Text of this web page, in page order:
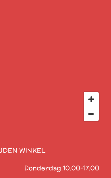
WINKEL
17.00